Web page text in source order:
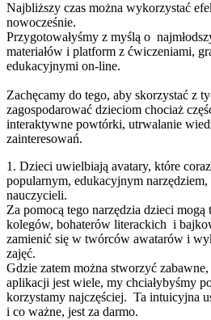
Najbliższy czas można wykorzystać
nowocześnie.
Przygotowałyśmy z myślą o
materiałów i platform z ćwiczeniami,
edukacyjnymi on-line.
Zachęcamy do tego, aby skorzystać z
zagospodarować dzieciom chociaż
interaktywne powtórki, utrwalanie
zainteresowań.
1. Dzieci uwielbiają avatary, które
popularnym, edukacyjnym
nauczycieli.
Za pomocą tego narzędzia dzieci
kolegów, bohaterów literackich i
zamienić się w twórców awatarów i
zajęć.
Gdzie zatem można stworzyć
aplikacji jest wiele, my chciałybyśmy
korzystamy najczęściej. Ta intuicyjna
i co ważne, jest za darmo.